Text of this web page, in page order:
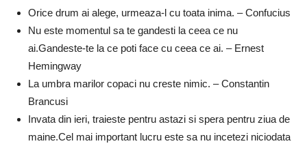
Orice drum ai alege, urmeaza-l cu toata inima. – Confucius
Nu este momentul sa te gandesti la ceea ce nu
ai.Gandeste-te la ce poti face cu ceea ce ai. – Ernest
Hemingway
La umbra marilor copaci nu creste nimic. – Constantin
Brancusi
Invata din ieri, traieste pentru astazi si spera pentru ziua de
maine.Cel mai important lucru este sa nu incetezi niciodata